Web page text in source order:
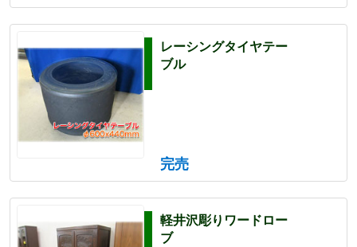
レーシングタイヤテー
ブル
完売
軽井沢彫りワードロー
ブ